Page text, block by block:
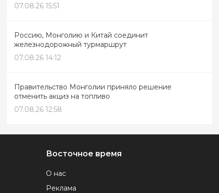
07.08.26 15:51
Россию, Монголию и Китай соединит
железнодорожный турмаршрут
07.08.26 14:12
Правительство Монголии приняло решение
отменить акциз на топливо
07.08.26 12:58
Восточное время
О нас
Реклама